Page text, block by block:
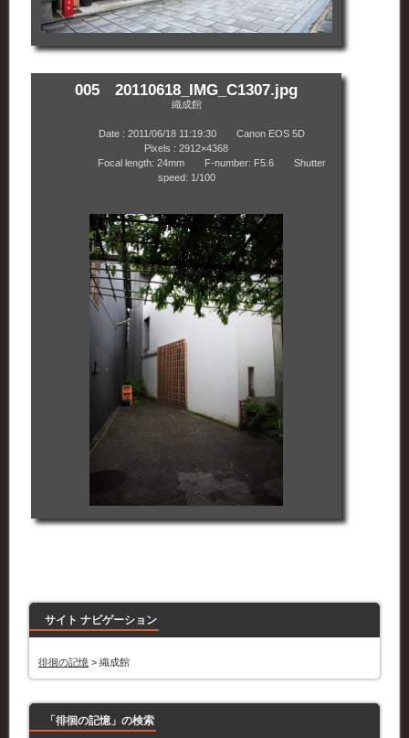
005 20110618_IMG_C1307.jpg
織成館
Date : 2011/06/18 11:19:30 Canon EOS 5D
Pixels : 2912×4368
Focal length: 24mm F-number: F5.6 Shutter
speed: 1/100
サイト ナビゲーション
徘徊の記憶 > 織成館
「徘徊の記憶」の検索